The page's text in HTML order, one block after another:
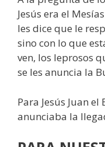
Jesús era el
les dice que le
sino con lo que
ven, los leprosos
se les anuncia la
Para Jesús Juan
anunciaba la